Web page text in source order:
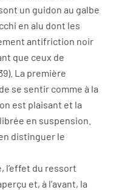
un guidon au galbe
en alu dont les
antifriction noir
que ceux de
La première
se sentir comme à la
est plaisant et la
en suspension.
distinguer le
l’effet du ressort
et, à l’avant, la